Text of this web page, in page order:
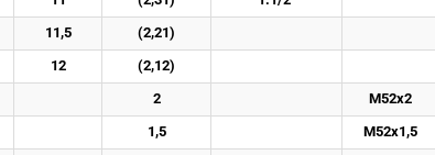
11,5 (2,21)
12 (2,12)
2
M52x2
1,5
M52x1,5